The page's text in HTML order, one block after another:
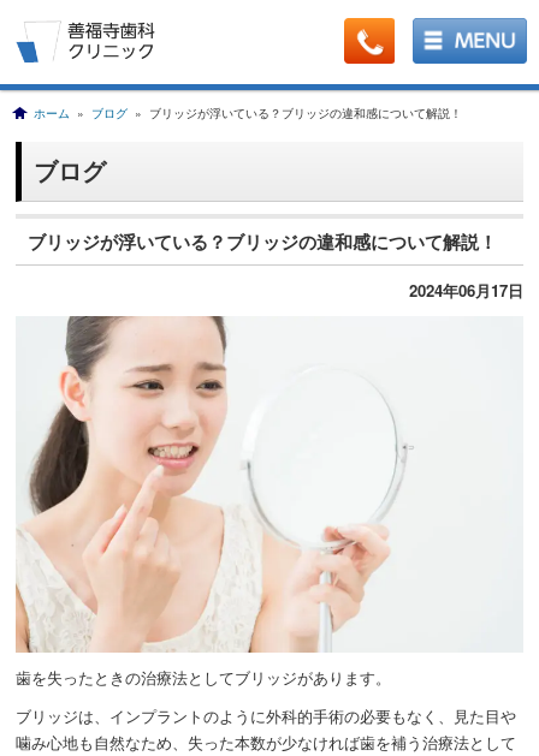
ホーム » ブログ » ブリッジが浮いている？ブリッジの違和感について解説！
ブログ
ブリッジが浮いている？ブリッジの違和感について解説！
2024年06月17日
歯を失ったときの治療法としてブリッジがあります。
ブリッジは、インプラントのように外科的手術の必要もなく、見た目や
噛み心地も自然なため、失った本数が少なければ歯を補う治療法として